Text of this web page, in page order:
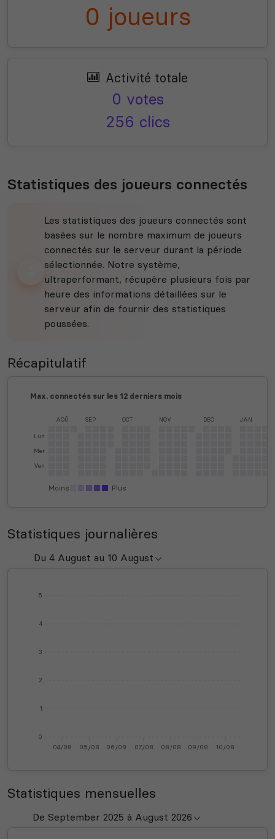
0 joueurs
Activité totale
0 votes
256 clics
Statistiques des joueurs connectés
Les statistiques des joueurs connectés sont
basées sur le nombre maximum de joueurs
connectés sur le serveur durant la période
sélectionnée. Notre système,
ultraperformant, récupère plusieurs fois par
heure des informations détaillées sur le
serveur afin de fournir des statistiques
poussées.
Récapitulatif
Max. connectés sur les 12 derniers mois
Lun
Mer
Ven
AOÛ SEP OCT NOV DEC JAN
Moins Plus
Statistiques journalières
0
1
2
3
4
5
04/08 05/08 06/08 07/08 08/08 09/08 10/08
Statistiques mensuelles